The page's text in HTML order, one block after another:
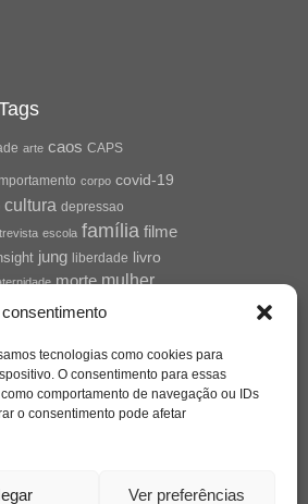
tecnologias como cookies para
O consentimento para essas
comportamento de navegação ou IDs
o consentimento pode afetar
Ver preferências
arte caos CAPS
corpo covid-19
cultura depressao
escola família filme
jung liberdade livro
morte mulher
redes sociais
mental
sociedade SUS